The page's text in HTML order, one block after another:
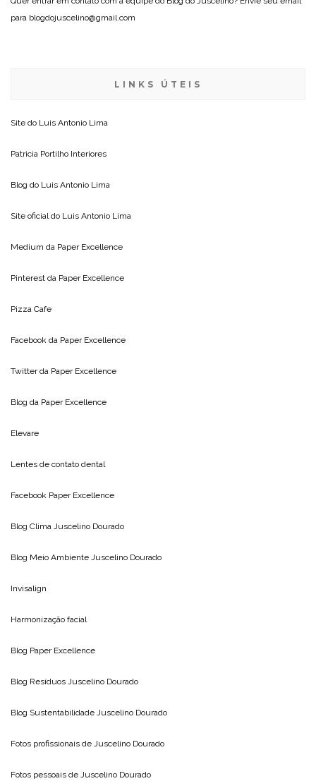
para blogdojuscelino@gmail.com
LINKS ÚTEIS
Site do Luis Antonio Lima
Patricia Portilho Interiores
Blog do Luis Antonio Lima
Site oficial do Luis Antonio Lima
Medium da Paper Excellence
Pinterest da Paper Excellence
Pizza Cafe
Facebook da Paper Excellence
Twitter da Paper Excellence
Blog da Paper Excellence
Elevare
Lentes de contato dental
Facebook Paper Excellence
Blog Clima Juscelino Dourado
Blog Meio Ambiente Juscelino Dourado
Invisalign
Harmonização facial
Blog Paper Excellence
Blog Resíduos Juscelino Dourado
Blog Sustentabilidade Juscelino Dourado
Fotos profissionais de Juscelino Dourado
Fotos pessoais de Juscelino Dourado